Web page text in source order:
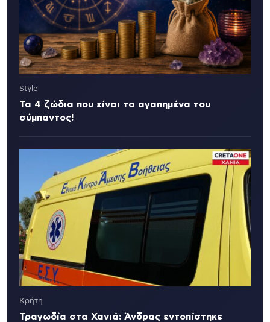
Style
Τα 4 ζώδια που είναι τα αγαπημένα του
σύμπαντος!
Κρήτη
Τραγωδία στα Χανιά: Άνδρας εντοπίστηκε